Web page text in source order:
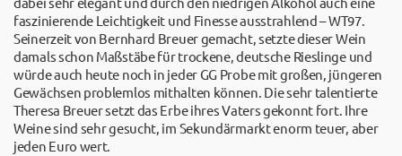
faszinierende Leichtigkeit und Finesse ausstrahlend – WT97.
Seinerzeit von Bernhard Breuer gemacht, setzte dieser Wein
damals schon Maßstäbe für trockene, deutsche Rieslinge und
würde auch heute noch in jeder GG Probe mit großen, jüngeren
Gewächsen problemlos mithalten können. Die sehr talentierte
Theresa Breuer setzt das Erbe ihres Vaters gekonnt fort. Ihre
Weine sind sehr gesucht, im Sekundärmarkt enorm teuer, aber
jeden Euro wert.